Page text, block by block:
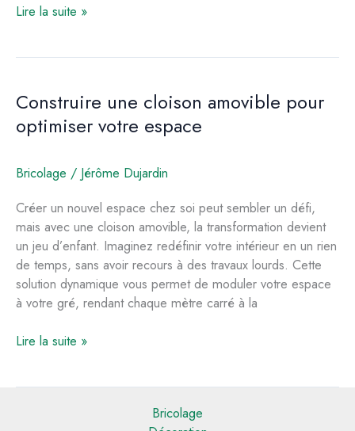
Comment
sans
percer
Lire la suite »
Construire une cloison amovible pour
optimiser votre espace
Bricolage / Jérôme Dujardin
Créer un nouvel espace chez soi peut sembler un défi,
mais avec une cloison amovible, la transformation devient
un jeu d’enfant. Imaginez redéfinir votre intérieur en un rien
de temps, sans avoir recours à des travaux lourds. Cette
solution dynamique vous permet de moduler votre espace
à votre gré, rendant chaque mètre carré à la
Construire
Lire la suite »
Bricolage